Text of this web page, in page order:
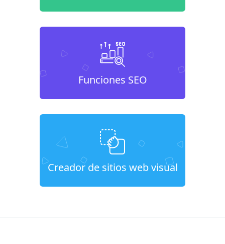
Funciones SEO
Creador de sitios web visual